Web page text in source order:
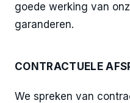
goede werking van
garanderen.
CONTRACTUELE
We spreken van